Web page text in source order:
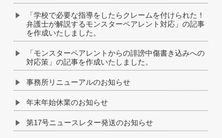
「学校で必要な指導をしたらクレームを付けられた！
弁護士が解説するモンスターペアレント対応」の記事
を作成いたしました。
「モンスターペアレントからの誹謗中傷書き込みへの
対応策」の記事を作成いたしました。
事務所リニューアルのお知らせ
年末年始休業のお知らせ
第17号ニュースレター発送のお知らせ